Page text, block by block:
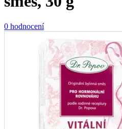
0 hodnocení